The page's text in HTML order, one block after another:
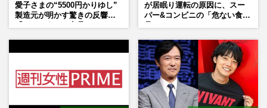
愛子さまの“5500円かりゆし”
製造元が明かす驚きの反響
が居眠り運転の原因に、スー
パー&コンビニの「危ない食